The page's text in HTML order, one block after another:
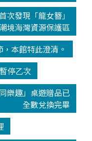
次發現「龍女簪」
境海灣資源保護區
本館特此澄清。
停乙次
樂趣」桌遊贈品已
全數兌換完畢